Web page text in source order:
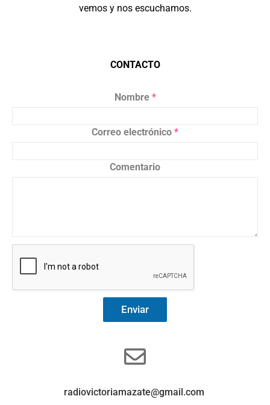
vemos y nos escuchamos.
CONTACTO
Nombre *
Correo electrónico *
Comentario
Enviar
radiovictoriamazate@gmail.com